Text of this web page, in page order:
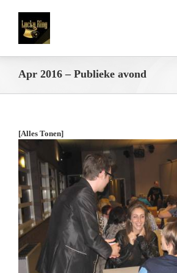
Apr 2016 – Publieke avond
[Alles Tonen]